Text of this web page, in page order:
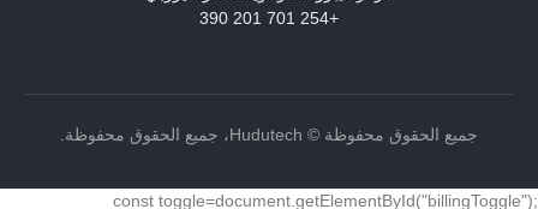
+254 701 201 390
جميع الحقوق محفوظة © Hudutech، جميع الحقوق محفوظة.
const toggle=document.getElementById("billingToggle");